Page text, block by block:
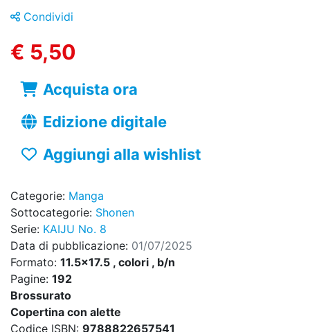
Condividi
€ 5,50
Acquista ora
Edizione digitale
Aggiungi alla wishlist
Categorie: Manga
Sottocategorie: Shonen
Serie: KAIJU No. 8
Data di pubblicazione: 01/07/2025
Formato: 11.5x17.5 , colori , b/n
Pagine: 192
Brossurato
Copertina con alette
Codice ISBN: 9788822657541